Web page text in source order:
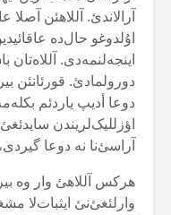
آرالاندئ. آللاهئن
اۇلدوغو حال‌دە
اینجەلنمەدی.
دورولمادئ. قورئانئن
دوعا أدیپ یاردئم
اؤزللیک‌لریندن
آراسئ‌نا نە دوعا
هرکس آللاهئ وار وە بیر
وارلئغئ‌نئ ایثبات‌لا